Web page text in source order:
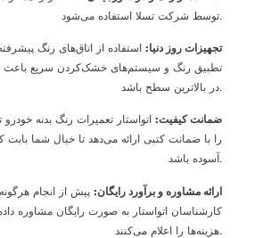
توسط شرکت تسلا استفاده می‌شود.
تجهیزات روز دنیا:استفاده از اتاق‌های رنگ
تطبیق رنگ و سیستم‌های خشک‌کردن سریع باعث
در بالاترین سطح باشد.
ضمانت کیفیت:اتواستار تعمیرات رنگ بدنه خودرو
را با ضمانت کتبی ارائه می‌دهد تا خیال شما بابت
آسوده باشد.
ارائه مشاوره و برآورد رایگان:پیش از انجام
کارشناسان اتواستار به صورت رایگان مشاوره
هزینه‌ها را اعلام می‌کنند.